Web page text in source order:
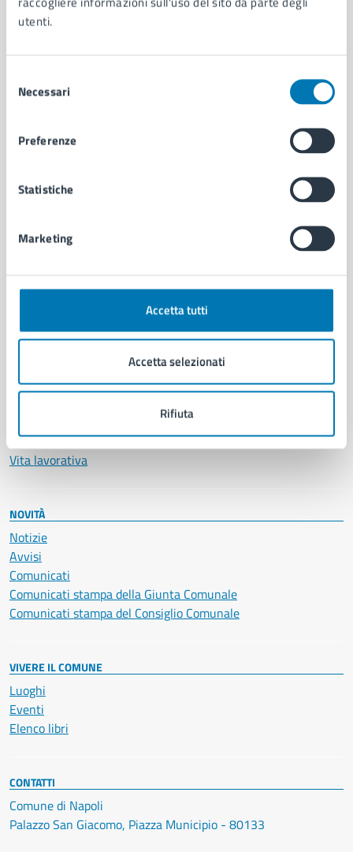
utenti.
delNecessari
Preferenze
Statistiche
Marketing
Accetta tutti
Accetta selezionati
Rifiuta
AMMINISTRAZIONE
Uffici
Politici
Intranet, posta aziendale e protocollo
CATEGORIE DI SERVIZIO
Anagrafe e stato civile
Cultura e tempo libero
Documenti e certificati
Educazione e formazione
Giustizia e sicurezza pubblica
Salute, benessere e assistenza
Servizi Cimiteriali
Vita lavorativa
NOVITÀ
Notizie
Avvisi
Comunicati
Comunicati stampa della Giunta Comunale
Comunicati stampa del Consiglio Comunale
VIVERE IL COMUNE
Luoghi
Eventi
Elenco libri
CONTATTI
Comune di Napoli
Palazzo San Giacomo, Piazza Municipio - 80133